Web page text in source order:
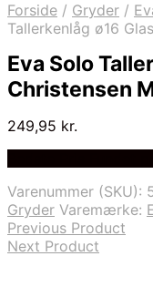
Forside / Gryder /
Tallerkenlåg ø16
Eva Solo
Christensen
249,95 kr.
Varenummer (SKU):
Gryder Varemærke:
Previous Product
Next Product